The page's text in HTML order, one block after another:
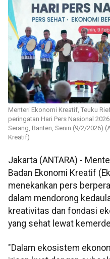
Menteri Ekonomi Kreatif, Teuku
peringatan Hari Pers Nasional
Serang, Banten, Senin (9/2/2026)
Kreatif)
Jakarta (ANTARA) -
Badan Ekonomi Kreatif
menekankan pers
dalam mendorong
kreativitas dan fondasi
yang sehat lewat
"Dalam ekosistem